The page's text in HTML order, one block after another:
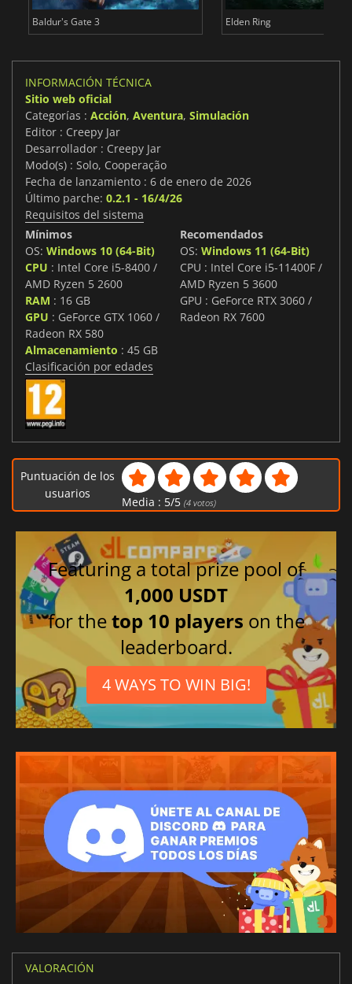
Baldur's Gate 3 Elden Ring
INFORMACIÓN TÉCNICA
Sitio web oficial
Categorías : Acción, Aventura, Simulación
Editor : Creepy Jar
Desarrollador : Creepy Jar
Modo(s) : Solo, Cooperação
Fecha de lanzamiento : 6 de enero de 2026
Último parche: 0.2.1 - 16/4/26
Requisitos del sistema
Mínimos
OS: Windows 10 (64-Bit)
CPU : Intel Core i5-8400 /
AMD Ryzen 5 2600
RAM : 16 GB
GPU : GeForce GTX 1060 /
Radeon RX 580
Almacenamiento : 45 GB
Recomendados
OS: Windows 11 (64-Bit)
CPU : Intel Core i5-11400F /
AMD Ryzen 5 3600
GPU : GeForce RTX 3060 /
Radeon RX 7600
Clasificación por edades
Puntuación de los
usuarios
Media : 5/5 (4votos)
Featuring a total prize pool of
1,000 USDT
for thetop 10 players on the
leaderboard.
4 WAYS TO WIN BIG!
VALORACIÓN